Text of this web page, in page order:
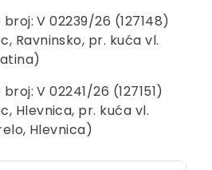
V 02239/26 (127148)
Ravninsko, pr. kuća vl.
V 02241/26 (127151)
Hlevnica, pr. kuća vl.
Hlevnica)